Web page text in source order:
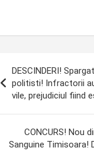
DESCINDERI!
politisti! Infractorii
vile, prejudiciul fiind
CONCURS! Nou
Sanguine Timisoara!